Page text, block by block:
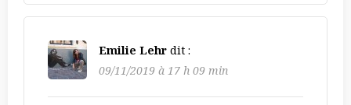
Emilie Lehr dit :
09/11/2019 à 17 h 09 min